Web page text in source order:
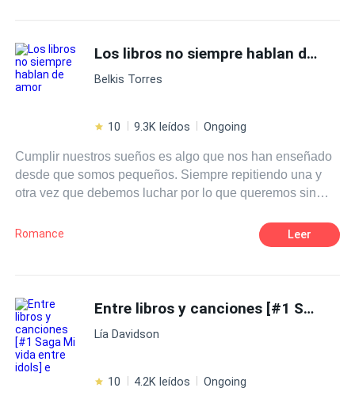
Primer Amor Los libros no siempre hablan de amor
Belkis Torres
10 9.3K leídos Ongoing
Cumplir nuestros sueños es algo que nos han enseñado
desde que somos pequeños. Siempre repitiendo una y
otra vez que debemos luchar por lo que queremos sin
tenía en mente cuando se subió a un avión para ir al otro
extremo del país, para perseguir eso que tanto anhelaba.
cosas más, nuevas amistades, nuevos gustos, pero sobre
todo, algo sobre lo que solamente había escrito y leído: el
amor. ¿Es posible que los sueños se cumplan? Pero,
sobre todo, ¿puede ir el amor de la mano de nuestros
deseos?
Romance Leer
Entre libros y canciones [#1 Saga Mi vida entre idols] e
Lía Davidson
10 4.2K leídos Ongoing